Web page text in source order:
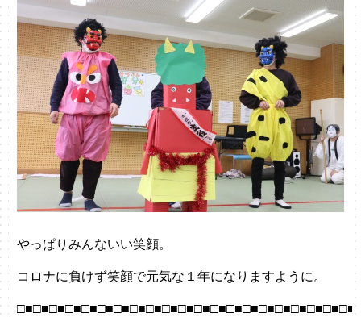
やっぱりみんないい笑顔。
コロナに負けず笑顔で元気な１年になりますように。